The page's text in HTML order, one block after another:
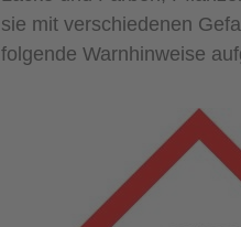
sie mit verschiedenen
folgende Warnhinweise